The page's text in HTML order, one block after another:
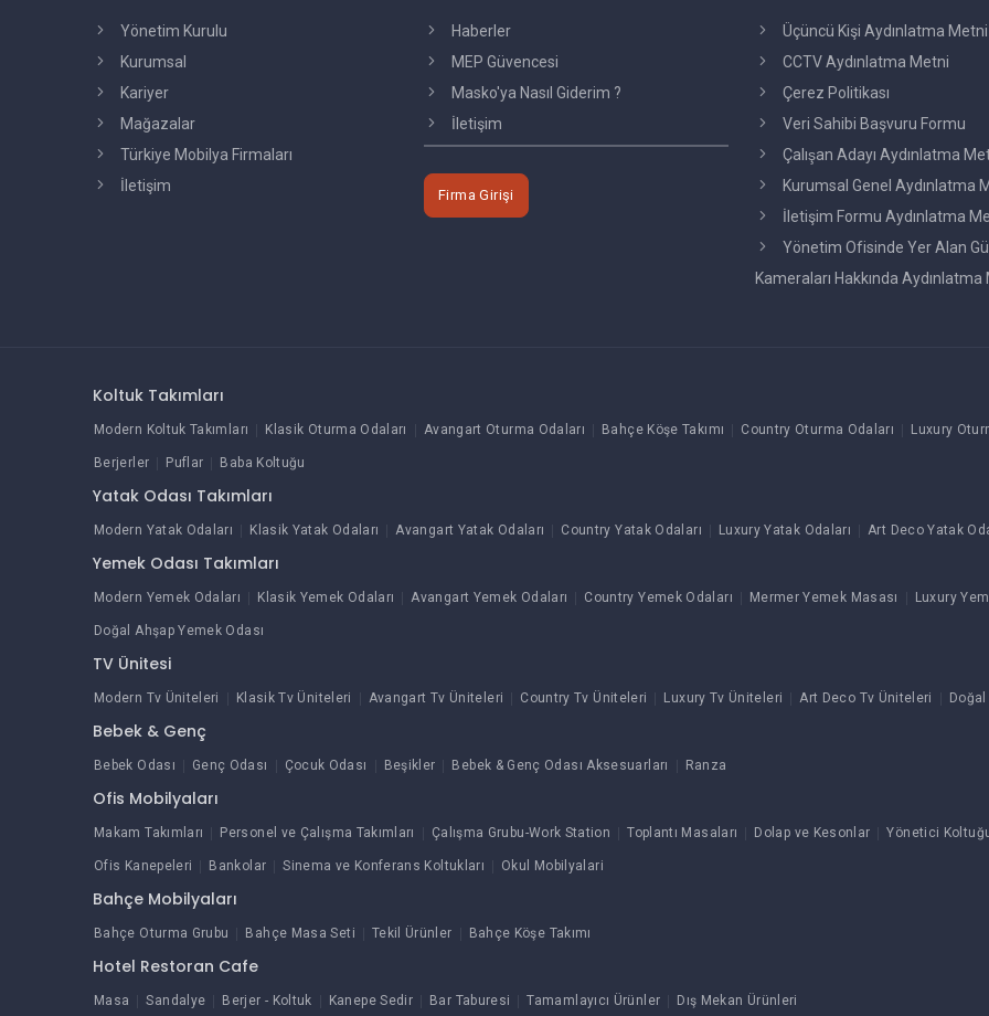
Yönetim Kurulu
Kurumsal
Kariyer
Mağazalar
Türkiye Mobilya Firmaları
İletişim
Haberler
MEP Güvencesi
Masko'ya Nasıl Giderim ?
İletişim
Firma Girişi
Üçüncü Kişi Aydınlatma Metni
CCTV Aydınlatma Metni
Çerez Politikası
Veri Sahibi Başvuru Formu
Çalışan Adayı Aydınlatma
Kurumsal Genel Aydınlatma
İletişim Formu Aydınlatma
Yönetim Ofisinde Yer Alan
Kameraları Hakkında Aydınlatma
Koltuk Takımları
Modern Koltuk Takımları Klasik Oturma Odaları Avangart Oturma Odaları Bahçe Köşe Takımı Country Oturma Odaları Luxury
Berjerler Puflar Baba Koltuğu
Yatak Odası Takımları
Modern Yatak Odaları Klasik Yatak Odaları Avangart Yatak Odaları Country Yatak Odaları Luxury Yatak Odaları Art Deco Yatak
Yemek Odası Takımları
Modern Yemek Odaları Klasik Yemek Odaları Avangart Yemek Odaları Country Yemek Odaları Mermer Yemek Masası Luxury
Doğal Ahşap Yemek Odası
TV Ünitesi
Modern Tv Üniteleri Klasik Tv Üniteleri Avangart Tv Üniteleri Country Tv Üniteleri Luxury Tv Üniteleri Art Deco Tv Üniteleri
Bebek & Genç
Bebek Odası Genç Odası Çocuk Odası Beşikler Bebek & Genç Odası Aksesuarları Ranza
Ofis Mobilyaları
Makam Takımları Personel ve Çalışma Takımları Çalışma Grubu-Work Station Toplantı Masaları Dolap ve Kesonlar Yönetici
Ofis Kanepeleri Bankolar Sinema ve Konferans Koltukları Okul Mobilyalari
Bahçe Mobilyaları
Bahçe Oturma Grubu Bahçe Masa Seti Tekil Ürünler Bahçe Köşe Takımı
Hotel Restoran Cafe
Masa Sandalye Berjer - Koltuk Kanepe Sedir Bar Taburesi Tamamlayıcı Ürünler Dış Mekan Ürünleri